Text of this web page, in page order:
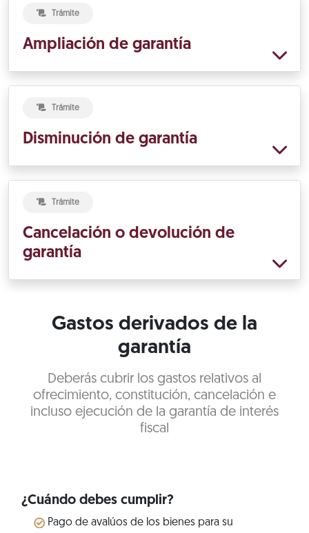
Trámite
Ampliación de garantía
Trámite
Disminución de garantía
Trámite
Cancelación o devolución de
garantía
Gastos derivados de la
garantía
Deberás cubrir los gastos relativos al
ofrecimiento, constitución, cancelación e
incluso ejecución de la garantía de interés
fiscal
¿Cuándo debes cumplir?
Pago de avalúos de los bienes para su